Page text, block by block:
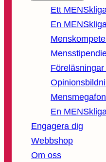
Ett
En
Föreläsningar
En
Engagera dig
Webbshop
Om oss